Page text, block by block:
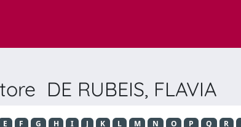
DE RUBEIS, FLAVIA
E F G H I J K L M N O P Q R